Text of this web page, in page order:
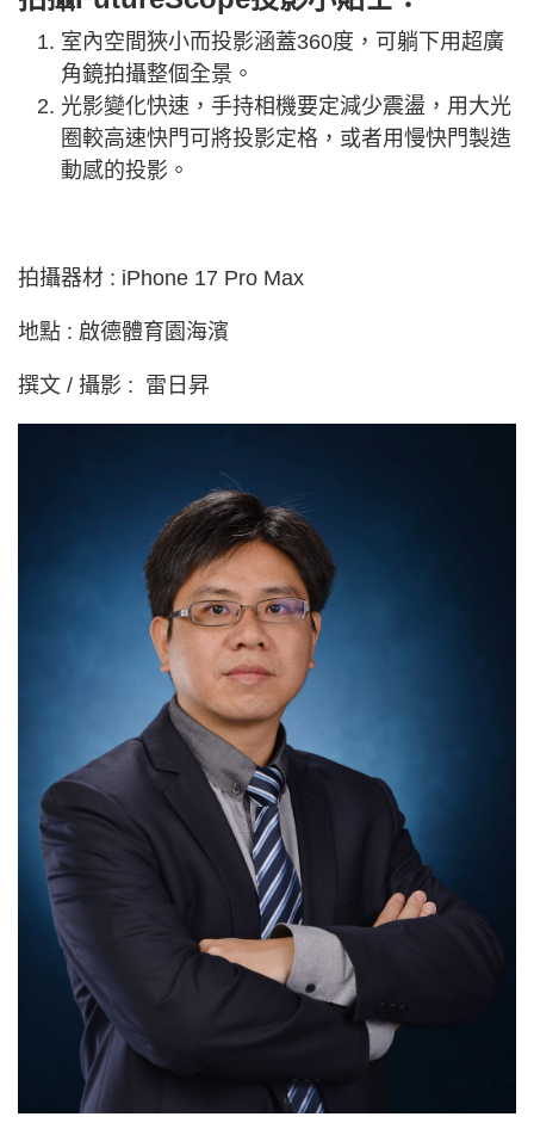
室內空間狹小而投影涵蓋360度，可躺下用超廣
角鏡拍攝整個全景。
光影變化快速，手持相機要定減少震盪，用大光
圈較高速快門可將投影定格，或者用慢快門製造
動感的投影。
拍攝器材 : iPhone 17 Pro Max
地點 : 啟德體育園海濱
撰文 / 攝影 : 雷日昇